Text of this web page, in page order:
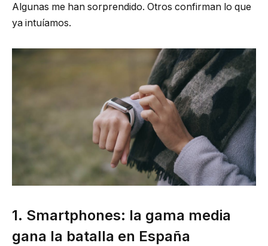
Algunas me han sorprendido. Otros confirman lo que
ya intuíamos.
1. Smartphones: la gama media
gana la batalla en España